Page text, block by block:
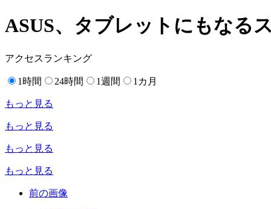
ASUS、タブレットにもなる
アクセスランキング
1時間 24時間 1週間 1カ月
もっと見る
もっと見る
もっと見る
もっと見る
前の画像